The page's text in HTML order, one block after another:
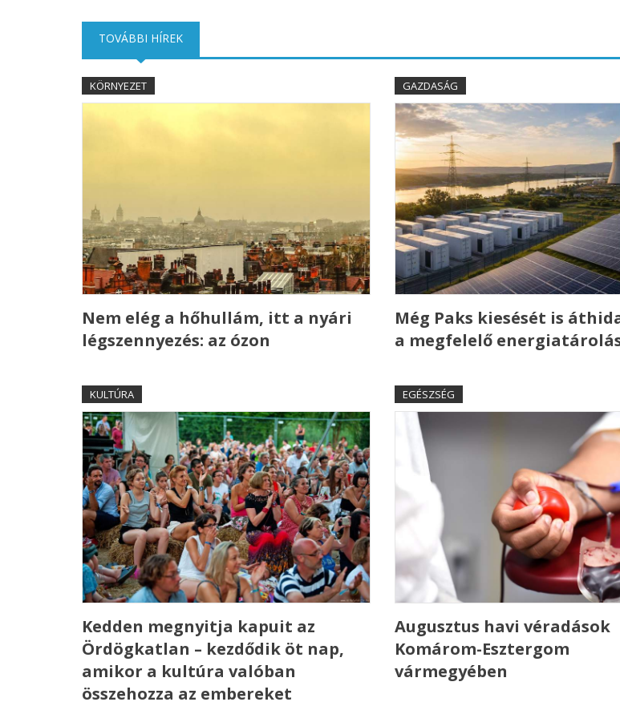
TOVÁBBI HÍREK
KÖRNYEZET
Nem elég a hőhullám, itt a nyári
légszennyezés: az ózon
GAZDASÁG
Még Paks kiesését is
a megfelelő
KULTÚRA
Kedden megnyitja kapuit az
Ördögkatlan – kezdődik öt nap,
amikor a kultúra valóban
összehozza az embereket
EGÉSZSÉG
Augusztus havi véradások
Komárom-Esztergom
vármegyében